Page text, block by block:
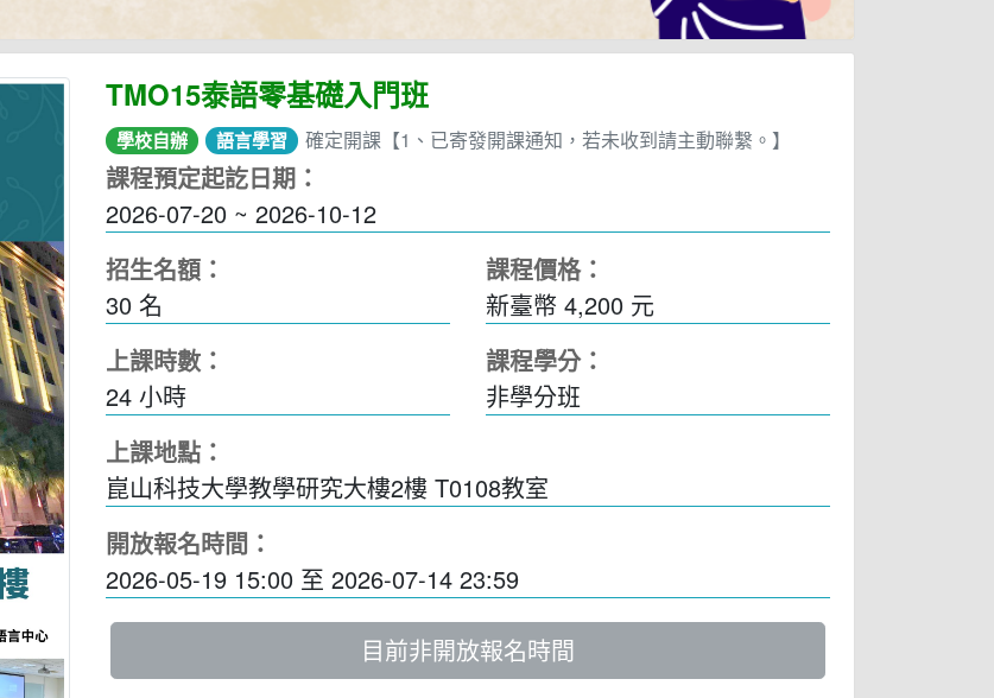
TMO15泰語零基礎入門班
學校自辦 語言學習 確定開課【1、已寄發開課通知，若未收到請主動聯繫。】
課程預定起訖日期：
2026-07-20 ~ 2026-10-12
招生名額：
30 名
課程價格：
新臺幣 4,200 元
上課時數：
24小時
課程學分：
非學分班
上課地點：
崑山科技大學教學研究大樓2樓 T0108教室
開放報名時間：
2026-05-19 15:00 至 2026-07-14 23:59
目前非開放報名時間